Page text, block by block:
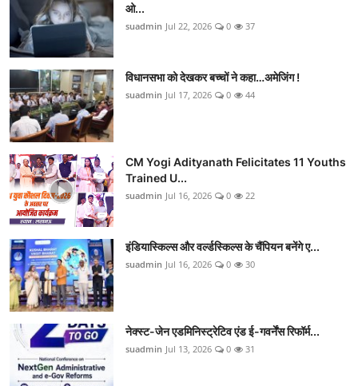
ओ...
suadmin Jul 22, 2026 0 37
विधानसभा को देखकर बच्चों ने कहा…अमेजिंग !
suadmin Jul 17, 2026 0 44
CM Yogi Adityanath Felicitates 11 Youths
Trained U...
suadmin Jul 16, 2026 0 22
इंडियास्किल्स और वर्ल्डस्किल्स के चैंपियन बनेंगे ए...
suadmin Jul 16, 2026 0 30
नेक्स्ट-जेन एडमिनिस्ट्रेटिव एंड ई-गवर्नेंस रिफॉर्म...
suadmin Jul 13, 2026 0 31